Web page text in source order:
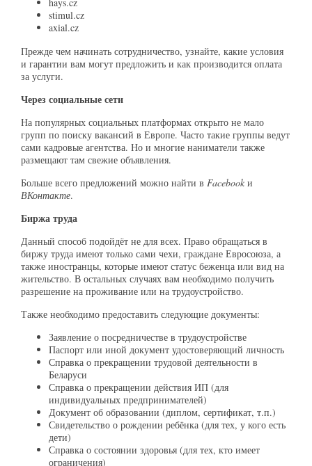
stimul.cz
axial.cz
Прежде чем начинать сотрудничество, узнайте, какие условия
и гарантии вам могут предложить и как производится оплата
за услуги.
Через социальные сети
На популярных социальных платформах открыто не мало
групп по поиску вакансий в Европе. Часто такие группы ведут
сами кадровые агентства. Но и многие наниматели также
размещают там свежие объявления.
Больше всего предложений можно найти в Facebook и
ВКонтакте.
Биржа труда
Данный способ подойдёт не для всех. Право обращаться в
биржу труда имеют только сами чехи, граждане Евросоюза, а
также иностранцы, которые имеют статус беженца или вид на
жительство. В остальных случаях вам необходимо получить
разрешение на проживание или на трудоустройство.
Также необходимо предоставить следующие документы:
Заявление о посредничестве в трудоустройстве
Паспорт или иной документ удостоверяющий личность
Справка о прекращении трудовой деятельности в
Беларуси
Справка о прекращении действия ИП (для
индивидуальных предпринимателей)
Документ об образовании (диплом, сертификат, т.п.)
Свидетельство о рождении ребёнка (для тех, у кого есть
дети)
Справка о состоянии здоровья (для тех, кто имеет
ограничения)